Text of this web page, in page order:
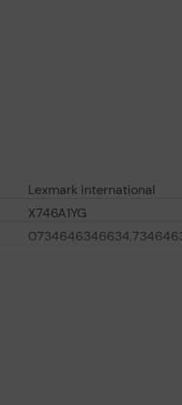
Lexmark International
X746A1YG